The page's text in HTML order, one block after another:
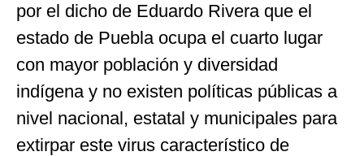
por el dicho de Eduardo Rivera que el
estado de Puebla ocupa el cuarto lugar
con mayor población y diversidad
indígena y no existen políticas públicas a
nivel nacional, estatal y municipales para
extirpar este virus característico de